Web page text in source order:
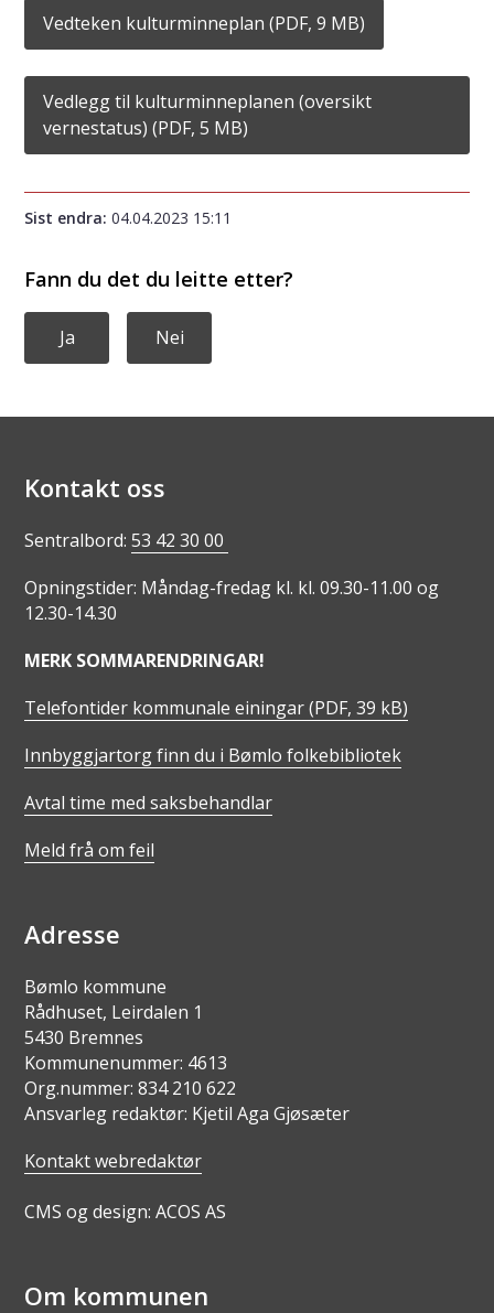
Vedteken kulturminneplan (PDF, 9 MB)
Vedlegg til kulturminneplanen (oversikt
vernestatus) (PDF, 5 MB)
Sist endra 04.04.2023 15:11
Fann du det du leitte etter?
Ja Nei
Kontakt oss
Sentralbord:53 42 30 00
Opningstider: Måndag-fredag kl. kl. 09.30-11.00 og
12.30-14.30
MERK SOMMARENDRINGAR!
Telefontider kommunale einingar(PDF, 39 kB)
Innbyggjartorg finn du i Bømlo folkebibliotek
Avtal time med saksbehandlar
Meld frå om feil
Adresse
Bømlo kommune
Rådhuset, Leirdalen 1
5430 Bremnes
Kommunenummer: 4613
Org.nummer: 834 210 622
Ansvarleg redaktør: Kjetil Aga Gjøsæter
Kontakt webredaktør
CMS og design: ACOS AS
Om kommunen